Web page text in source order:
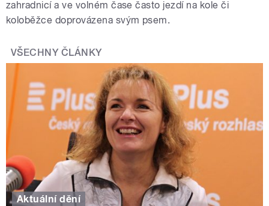
zahradnicí a ve volném čase často jezdí na kole či
koloběžce doprovázena svým psem.
VŠECHNY ČLÁNKY
Aktuální dění